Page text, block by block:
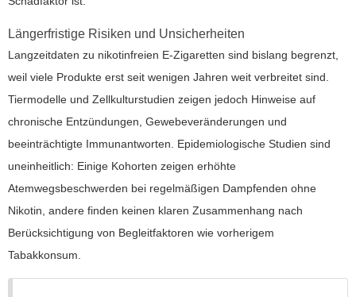
Längerfristige Risiken und Unsicherheiten
Langzeitdaten zu nikotinfreien E-Zigaretten sind bislang begrenzt,
weil viele Produkte erst seit wenigen Jahren weit verbreitet sind.
Tiermodelle und Zellkulturstudien zeigen jedoch Hinweise auf
chronische Entzündungen, Gewebeveränderungen und
beeinträchtigte Immunantworten. Epidemiologische Studien sind
uneinheitlich: Einige Kohorten zeigen erhöhte
Atemwegsbeschwerden bei regelmäßigen Dampfenden ohne
Nikotin, andere finden keinen klaren Zusammenhang nach
Berücksichtigung von Begleitfaktoren wie vorherigem
Tabakkonsum.